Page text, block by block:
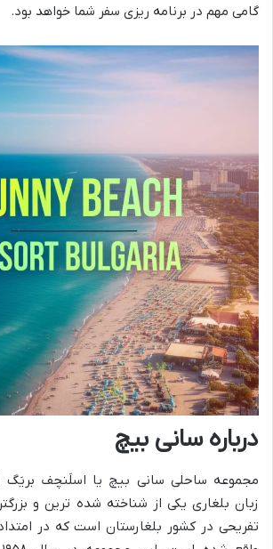
گامی مهم در برنامه ریزی سفر شما خواهد بود.
درباره سانی بیچ
زبان بلغاری یکی از شناخته شده ترین و
تفریحی در کشور بلغارستان است که در